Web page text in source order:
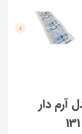
آرم دار